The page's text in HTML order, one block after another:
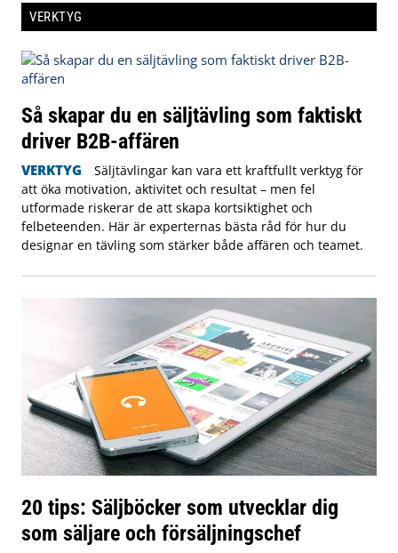
VERKTYG
Så skapar du en säljtävling som faktiskt
driver B2B-affären
VERKTYG
Säljtävlingar kan vara ett kraftfullt verktyg för
att öka motivation, aktivitet och resultat – men fel
utformade riskerar de att skapa kortsiktighet och
felbeteenden. Här är experternas bästa råd för hur du
designar en tävling som stärker både affären och teamet.
20 tips: Säljböcker som utvecklar dig
som säljare och försäljningschef